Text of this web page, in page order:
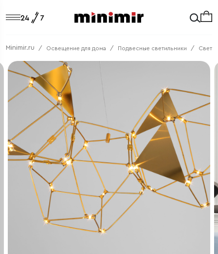
Minimir.ru Освещение для дома Подвесные светильники